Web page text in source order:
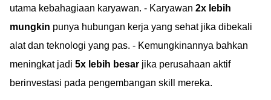
utama kebahagiaan karyawan. - Karyawan 2x lebih
mungkin punya hubungan kerja yang sehat jika dibekali
alat dan teknologi yang pas. - Kemungkinannya bahkan
meningkat jadi 5x lebih besar jika perusahaan aktif
berinvestasi pada pengembangan skill mereka.